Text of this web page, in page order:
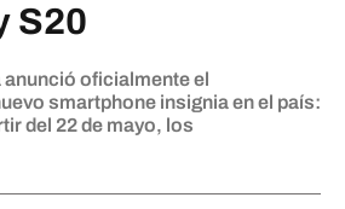
S20
oficialmente el
smartphone insignia en el país:
del 22 de mayo, los